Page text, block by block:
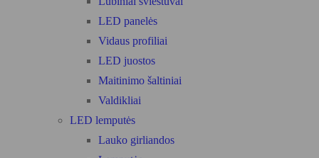
LED panelės
Vidaus profiliai
LED juostos
Maitinimo šaltiniai
Valdikliai
LED lemputės
Lauko girliandos